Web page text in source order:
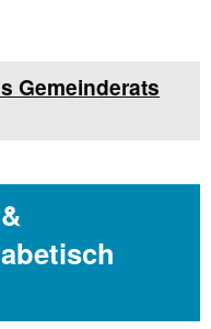
Gemeinderats